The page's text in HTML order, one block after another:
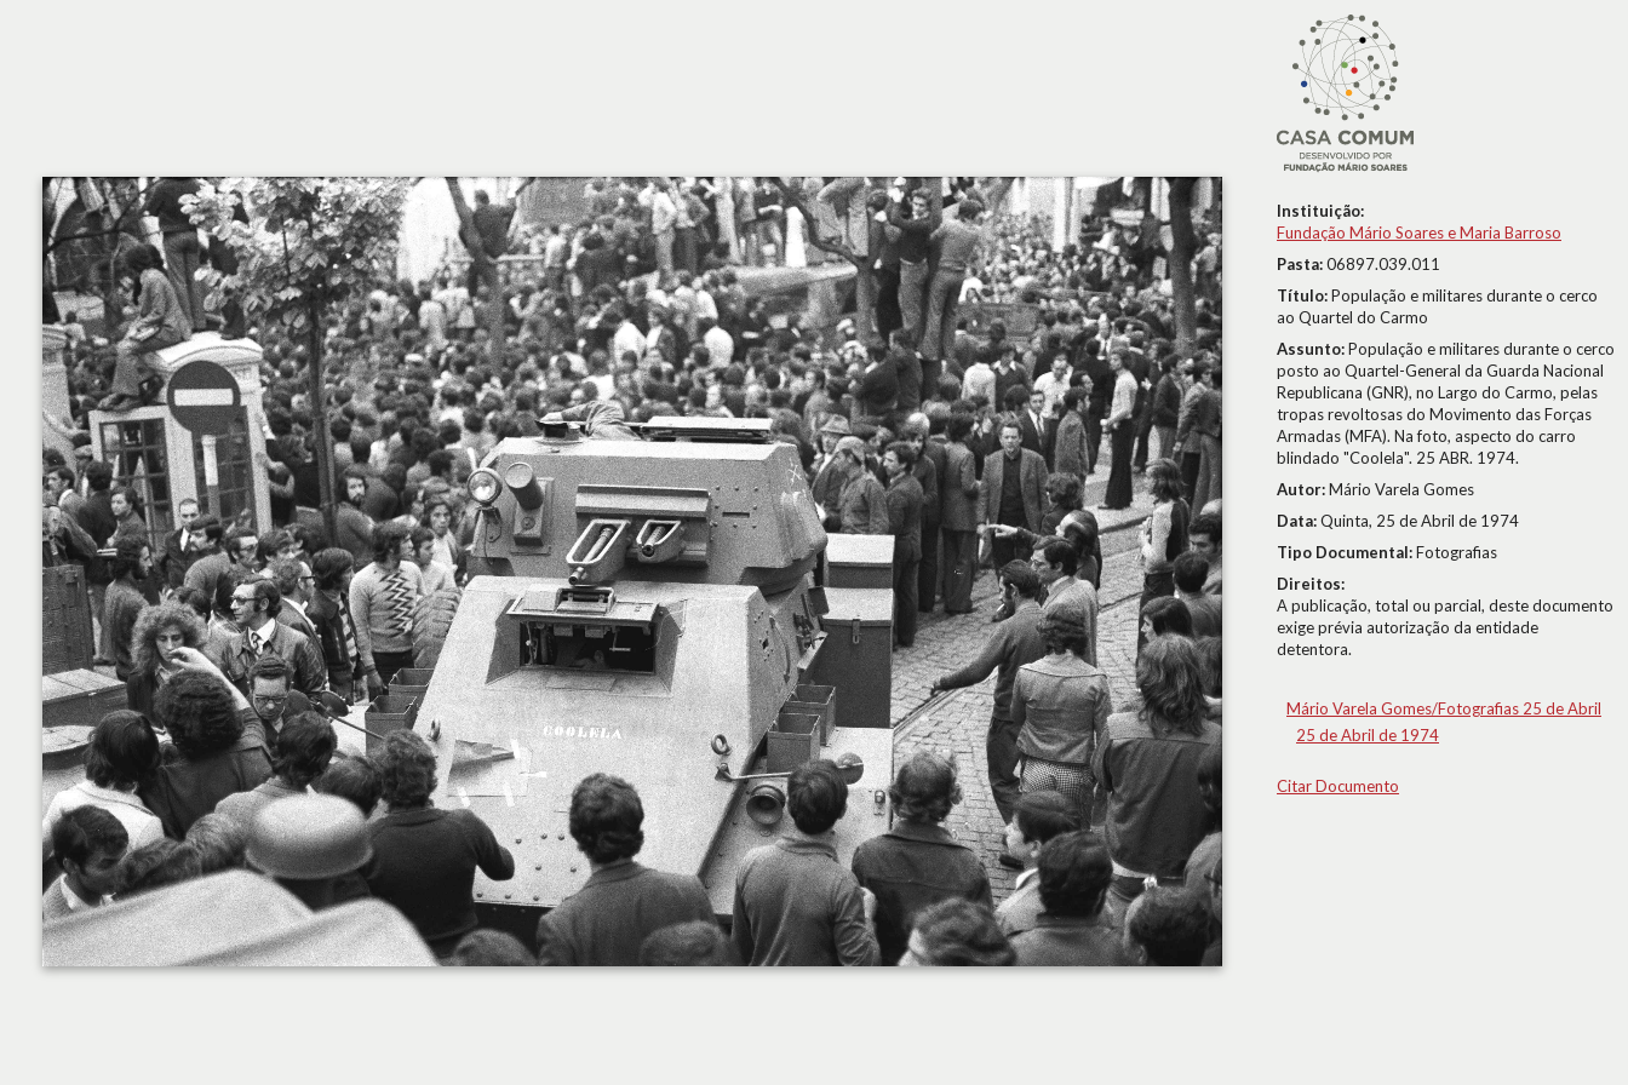
Instituição:
Fundação Mário Soares e Maria Barroso
Pasta:06897.039.011
Título:População e militares durante o cerco
ao Quartel do Carmo
Assunto:População e militares durante o cerco
posto ao Quartel-General da Guarda Nacional
Republicana (GNR), no Largo do Carmo, pelas
tropas revoltosas do Movimento das Forças
Armadas (MFA). Na foto, aspecto do carro
blindado "Coolela". 25 ABR. 1974.
Autor:Mário Varela Gomes
Data:Quinta, 25 de Abril de 1974
Tipo Documental:Fotografias
Direitos:
A publicação, total ou parcial, deste documento
exige prévia autorização da entidade
detentora.
Mário Varela Gomes/Fotografias 25 de Abril
25 de Abril de 1974
Citar Documento